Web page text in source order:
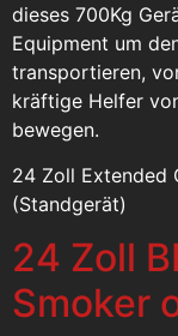
dieses 700Kg
Equipment um
transportieren,
kräftige Helfer
bewegen.
24 Zoll Extended
(Standgerät)
24 Zoll
Smoker